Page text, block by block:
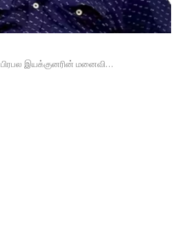
இயக்குனரின் மனைவி…